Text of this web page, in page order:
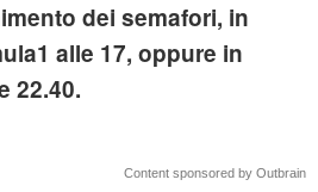
dei semafori, in
alle 17, oppure in
22.40.
Content sponsored by Outbrain